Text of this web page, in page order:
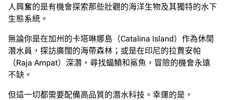
人興奮的是有機會探索那些壯觀的海洋生物及其獨特的水下
生態系統。
無論你是在加州的卡塔琳娜島（Catalina Island）作為休閒
潛水員，探訪廣闊的海帶森林；或是在印尼的拉賈安帕
（Raja Ampat）深潛，尋找蝠鱝和鯊魚，冒險的機會永遠
不缺。
但這一切都需要配備高品質的潛水科技。幸運的是，